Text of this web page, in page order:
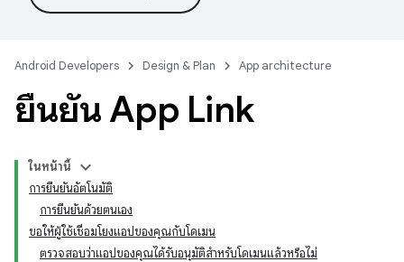
Android Developers Design & Plan App architecture
ยืนยัน App Link
ในหน้านี้
การยืนยันอัตโนมัติ
การยืนยันด้วยตนเอง
ขอให้ผู้ใช้เชื่อมโยงแอปของคุณกับโดเมน
ตรวจสอบว่าแอปของคุณได้รับอนุมัติสำหรับโดเมนแล้วหรือไม่